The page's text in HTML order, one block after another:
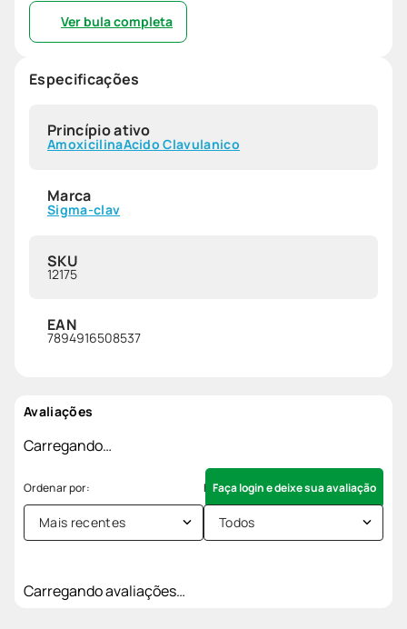
Ver bula completa
Especificações
Princípio ativo
AmoxicilinaAcido Clavulanico
Marca
Sigma-clav
SKU
12175
EAN
7894916508537
Avaliações
Carregando…
Faça login e deixe sua avaliação
Mais recentes Todos
Carregando avaliações…